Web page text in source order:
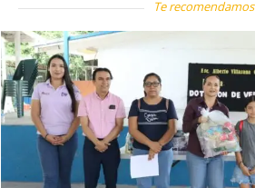
Te recomendamos